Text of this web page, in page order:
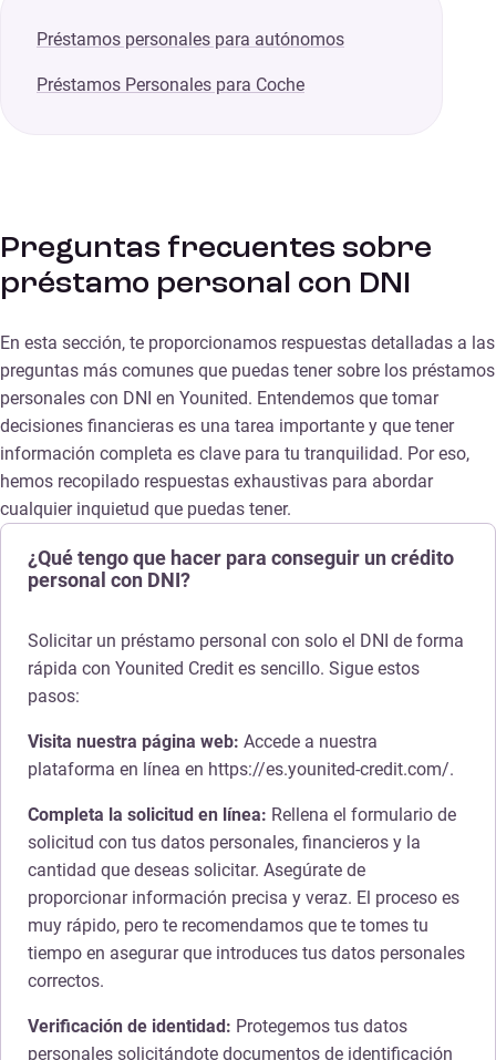
Préstamos personales para autónomos
Préstamos Personales para Coche
Preguntas frecuentes sobre
préstamo personal con DNI
En esta sección, te proporcionamos respuestas detalladas a las
preguntas más comunes que puedas tener sobre los préstamos
personales con DNI en Younited. Entendemos que tomar
decisiones financieras es una tarea importante y que tener
información completa es clave para tu tranquilidad. Por eso,
hemos recopilado respuestas exhaustivas para abordar
cualquier inquietud que puedas tener.
¿Qué tengo que hacer para conseguir un crédito
personal con DNI?
Solicitar un préstamo personal con solo el DNI de forma
rápida con Younited Credit es sencillo. Sigue estos
pasos:
Visita nuestra página web: Accede a nuestra
plataforma en línea en https://es.younited-credit.com/.
Completa la solicitud en línea: Rellena el formulario de
solicitud con tus datos personales, financieros y la
cantidad que deseas solicitar. Asegúrate de
proporcionar información precisa y veraz. El proceso es
muy rápido, pero te recomendamos que te tomes tu
tiempo en asegurar que introduces tus datos personales
correctos.
Verificación de identidad: Protegemos tus datos
personales solicitándote documentos de identificación